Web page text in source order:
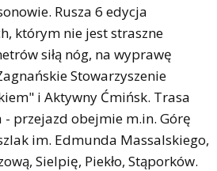
Rusza 6 edycja
którym nie jest straszne
siłą nóg, na wyprawę
Stowarzyszenie
i Aktywny Ćmińsk. Trasa
przejazd obejmie m.in. Górę
im. Edmunda Massalskiego,
Sielpię, Piekło, Stąporków.